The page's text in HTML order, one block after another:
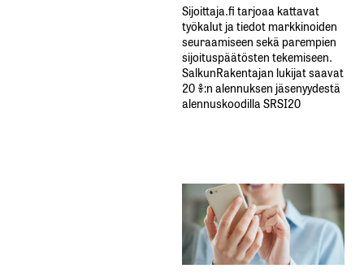
Sijoittaja.fi tarjoaa kattavat
työkalut ja tiedot markkinoiden
seuraamiseen sekä parempien
sijoituspäätösten tekemiseen.
SalkunRakentajan lukijat saavat
20 %:n alennuksen jäsenyydestä
alennuskoodilla SRSI20